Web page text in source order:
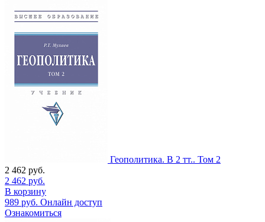
Геополитика. В 2 тт.. Том 2
2 462 руб.
2 462 руб.
В корзину
989 руб. Онлайн доступ
Ознакомиться